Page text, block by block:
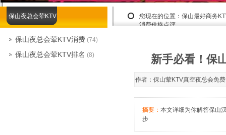
您现在的位置： 保山最好商务
消费价格点评
新手必看！保
作者：保山荤KTV真空夜总会
摘要： 本文详细为你解答保山
步
保山夜总会荤KTV
保山夜总会荤KTV消费 (74)
保山夜总会荤KTV排名 (8)